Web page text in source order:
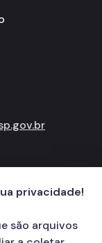
privacidade!
são arquivos